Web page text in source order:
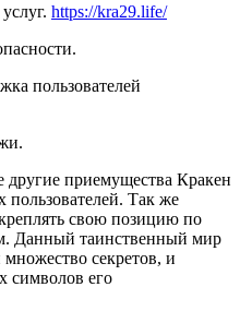
https://kra29.life/
пользователей
другие приемущества Кракен
пользователей. Так же
свою позицию по
Данный таинственный мир
множество секретов, и
его